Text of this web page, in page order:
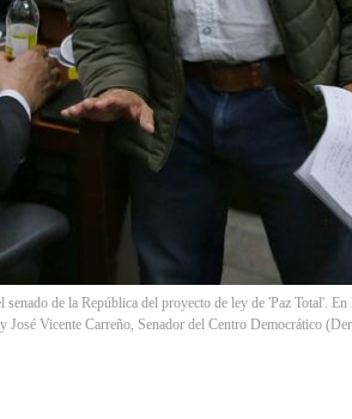
de la República del proyecto de ley de 'Paz Total'.
Vicente Carreño, Senador del Centro Democrático